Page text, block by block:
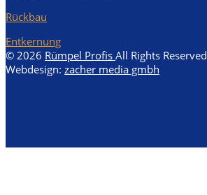
Rückbau
Entkernung
© 2026 Rümpel Profis All Rights Reserved
Webdesign: zacher media gmbh